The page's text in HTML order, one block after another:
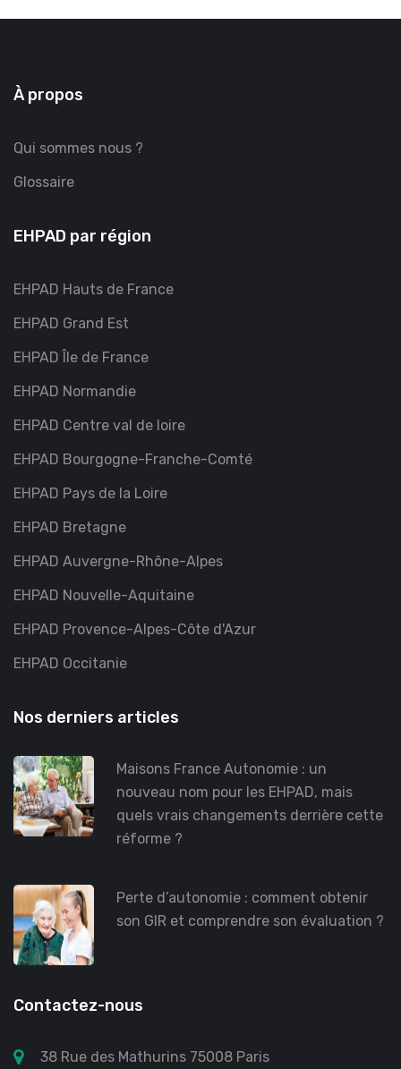
À propos
Qui sommes nous ?
Glossaire
EHPAD par région
EHPAD Hauts de France
EHPAD Grand Est
EHPAD Île de France
EHPAD Normandie
EHPAD Centre val de loire
EHPAD Bourgogne-Franche-Comté
EHPAD Pays de la Loire
EHPAD Bretagne
EHPAD Auvergne-Rhône-Alpes
EHPAD Nouvelle-Aquitaine
EHPAD Provence-Alpes-Côte d'Azur
EHPAD Occitanie
Nos derniers articles
Maisons France Autonomie : un
nouveau nom pour les EHPAD, mais
quels vrais changements derrière cette
réforme ?
Perte d’autonomie : comment obtenir
son GIR et comprendre son évaluation ?
Contactez-nous
38 Rue des Mathurins 75008 Paris